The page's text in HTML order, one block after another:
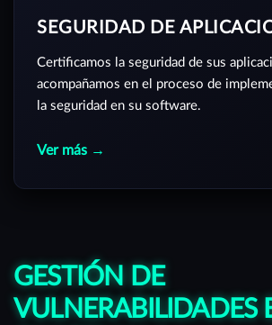
SEGURIDAD DE
Certificamos la seguridad de sus
acompañamos en el proceso de
la seguridad en su software.
Ver más →
GESTIÓN DE
VULNERABILIDADES